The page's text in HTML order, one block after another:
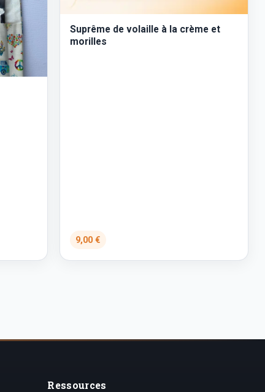
Suprême de volaille à la crème et
morilles
9,00 €
Ressources